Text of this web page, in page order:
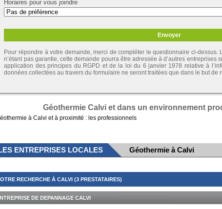
Horaires pour vous joindre
Pour répondre à votre demande, merci de compléter le questionnaire ci-
n’étant pas garantie, cette demande pourra être adressée à d’autres entreprises
application des principes du RGPD et de la loi du 6 janvier 1978 relative à
données collectées au travers du formulaire ne seront traitées que dans le but de
Géothermie Calvi et dans un environnement
à Calvi et à proximité : les professionnels
ENTREPRISES LOCALES Géothermie à Calvi
RECHERCHE À CALVI (3 PRESTATAIRES)
DE DEPANNAGE CALVI